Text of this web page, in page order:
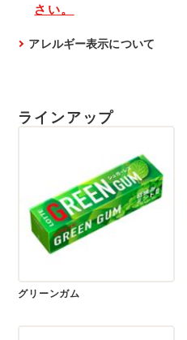
さい。
アレルギー表示について
ラインアップ
グリーンガム